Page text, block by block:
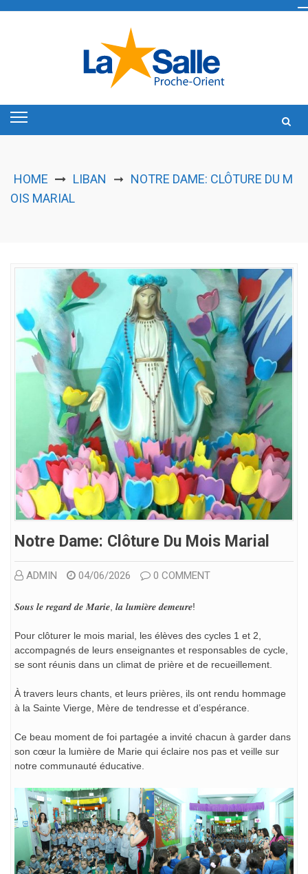
HOME LIBAN ➞ NOTRE DAME: CLÔTURE DU M
OIS MARIAL
Notre Dame: Clôture Du Mois Marial
ADMIN 04/06/2026 0 COMMENT
𝑺𝒐𝒖𝒔 𝒍𝒆 𝒓𝒆𝒈𝒂𝒓𝒅 𝒅𝒆 𝑴𝒂𝒓𝒊𝒆, 𝒍𝒂 𝒍𝒖𝒎𝒊𝒆̀𝒓𝒆 𝒅𝒆𝒎𝒆𝒖𝒓𝒆!
Pour clôturer le mois marial, les élèves des cycles 1 et 2,
accompagnés de leurs enseignantes et responsables de cycle,
se sont réunis dans un climat de prière et de recueillement.
À travers leurs chants, et leurs prières, ils ont rendu hommage
à la Sainte Vierge, Mère de tendresse et d’espérance.
Ce beau moment de foi partagée a invité chacun à garder dans
son cœur la lumière de Marie qui éclaire nos pas et veille sur
notre communauté éducative.